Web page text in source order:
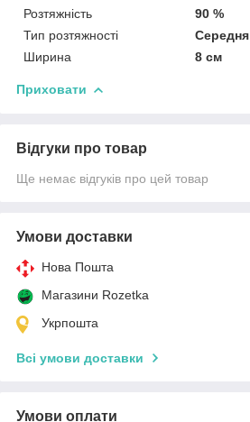
Розтяжність
90 %
Тип розтяжності
Середня
Ширина
8 см
Приховати
Відгуки про товар
Ще немає відгуків про цей товар
Умови доставки
Нова Пошта
Магазини Rozetka
Укрпошта
Всі умови доставки
Умови оплати